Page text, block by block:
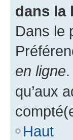
dans la
Dans le
en ligne
qu’aux
Haut